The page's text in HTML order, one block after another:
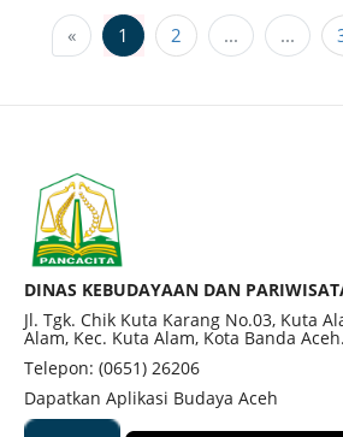
« 1 2 ... ...
DINAS KEBUDAYAAN DAN
Jl. Tgk. Chik Kuta Karang No.03, Kuta
Alam, Kec. Kuta Alam, Kota Banda Aceh.
Telepon: (0651) 26206
Dapatkan Aplikasi Budaya Aceh